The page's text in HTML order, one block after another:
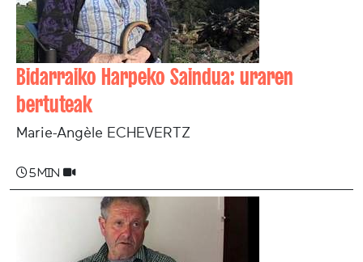
Bidarraiko Harpeko Saindua: uraren
bertuteak
Marie-Angèle ECHEVERTZ
5 min